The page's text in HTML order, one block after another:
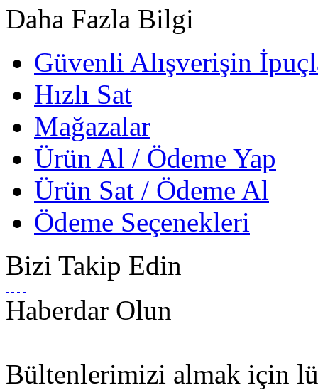
Daha Fazla Bilgi
Güvenli Alışverişin
Hızlı Sat
Mağazalar
Ürün Al / Ödeme Yap
Ürün Sat / Ödeme Al
Ödeme Seçenekleri
Bizi Takip Edin
Haberdar Olun
Bültenlerimizi almak için